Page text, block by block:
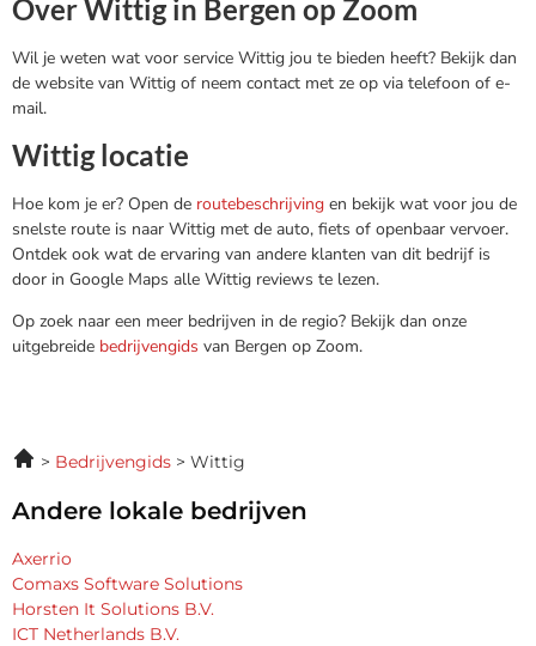
Over Wittig in Bergen op Zoom
Wil je weten wat voor service Wittig jou te bieden heeft? Bekijk dan
de website van Wittig of neem contact met ze op via telefoon of e-
mail.
Wittig locatie
Hoe kom je er? Open de routebeschrijving en bekijk wat voor jou de
snelste route is naar Wittig met de auto, fiets of openbaar vervoer.
Ontdek ook wat de ervaring van andere klanten van dit bedrijf is
door in Google Maps alle Wittig reviews te lezen.
Op zoek naar een meer bedrijven in de regio? Bekijk dan onze
uitgebreide bedrijvengids van Bergen op Zoom.
Bedrijvengids Wittig
Andere lokale bedrijven
Axerrio
Comaxs Software Solutions
Horsten It Solutions B.V.
ICT Netherlands B.V.